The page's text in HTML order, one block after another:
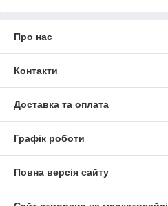
Про нас
Контакти
Доставка та оплата
Графік роботи
Повна версія сайту